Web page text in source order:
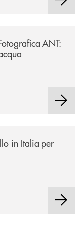
ANT:
in Italia per